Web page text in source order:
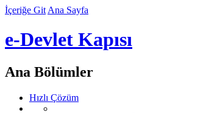
İçeriğe Git Ana Sayfa
e-Devlet Kapısı
Ana Bölümler
Hızlı Çözüm